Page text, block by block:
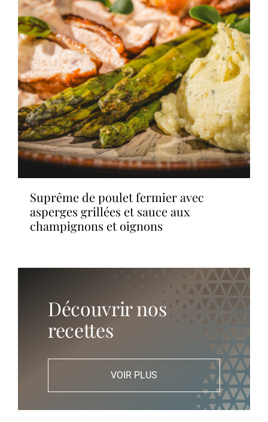
Découvrir nos
recettes
VOIR PLUS
suprême de poulet fermier avec
asperges grillées et sauce aux
champignons et oignons